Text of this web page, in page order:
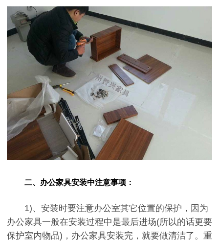
二、办公家具安装中注意事项：
1)、安装时要注意办公室其它位置的保护，因为
办公家具一般在安装过程中是最后进场(所以的话更要
保护室内物品)，办公家具安装完，就要做清洁了。重